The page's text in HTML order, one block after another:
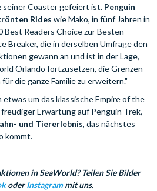
seiner Coaster gefeiert ist. Penguin
Rides wie Mako, in fünf Jahren in
Best Readers Choice zur Besten
Breaker, die in derselben Umfrage den
gewann an und ist in der Lage,
Orlando fortzusetzen, die Grenzen
die ganze Familie zu erweitern."
um das klassische Empire of the
Erwartung auf Penguin Trek,
und Tiererlebnis, das nächstes
kommt.
in SeaWorld? Teilen Sie Bilder
oderInstagrammit uns.